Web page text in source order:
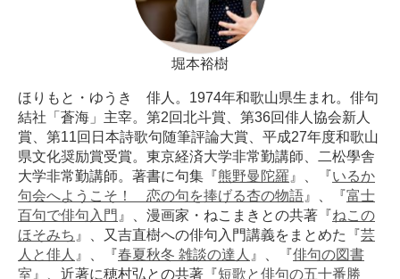
堀本裕樹
ほりもと・ゆうき 俳人。1974年和歌山県生まれ。俳句
結社「蒼海」主宰。第2回北斗賞、第36回俳人協会新人
賞、第11回日本詩歌句随筆評論大賞、平成27年度和歌山
県文化奨励賞受賞。東京経済大学非常勤講師、二松學舎
大学非常勤講師。著書に句集『熊野曼陀羅 』、『いるか
句会へようこそ！ 恋の句を捧げる杏の物語 』、『富士
百句で俳句入門 』、漫画家・ねこまきとの共著『ねこの
ほそみち 』、又吉直樹への俳句入門講義をまとめた『芸
人と俳人 』、『春夏秋冬 雑談の達人 』、『俳句の図書
室 』、近著に穂村弘との共著『短歌と俳句の五十番勝